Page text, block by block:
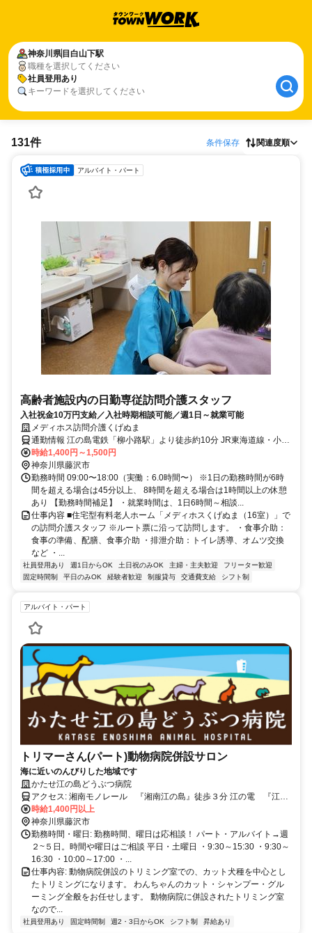
神奈川県 目白山下駅
職種を選択してください
社員登用あり
キーワードを選択してください
131件 条件保存 関連度順
アルバイト・パート
高齢者施設内の日勤専従訪問介護スタッフ
入社祝金10万円支給／入社時期相談可能／週1日～就業可能
メディホス訪問介護くげぬま
通勤情報 江の島電鉄「柳小路駅」より徒歩約10分 JR東海道線・小田
急線「藤沢駅」から車で約8分 江ノ電バス「岩屋不動入口」バス停下
車徒歩約2分
時給1,400円～1,500円
神奈川県藤沢市
勤務時間 09:00〜18:00（実働：6.0時間〜） ※1日の勤務時間が6時
間を超える場合は45分以上、 8時間を超える場合は1時間以上の休憩
あり 【勤務時間補足】 ・就業時間は、1日6時間～相談...
仕事内容 ■住宅型有料老人ホーム「メディホスくげぬま（16室）」で
の訪問介護スタッフ ※ルート票に沿って訪問します。 ・食事介助：
食事の準備、配膳、食事介助 ・排泄介助：トイレ誘導、オムツ交換
など ・...
社員登用あり 週1日からOK 土日祝のみOK 主婦・主夫歓迎
フリーター歓迎
固定時間制
平日のみOK 経験者歓迎 制服貸与 交通費支給 シフト制
アルバイト・パート
トリマーさん(パート)動物病院併設サロン
海に近いのんびりした地域です
かたせ江の島どうぶつ病院
アクセス: 湘南モノレール 『湘南江の島』徒歩３分 江の電 『江ノ
時給1,400円以上
神奈川県藤沢市
勤務時間・曜日: 勤務時間、曜日は応相談！ パート・アルバイト→週
２~５日。時間や曜日はご相談 平日・土曜日 ・9:30～15:30 ・9:30～
16:30 ・10:00～17:00 ・...
仕事内容: 動物病院併設のトリミング室での、カット犬種を中心とし
たトリミングになります。 わんちゃんのカット・シャンプー・グル
ーミング全般をお任せします。 動物病院に併設されたトリミング室
なので...
社員登用あり 固定時間制 週2・3日からOK シフト制 昇給あり